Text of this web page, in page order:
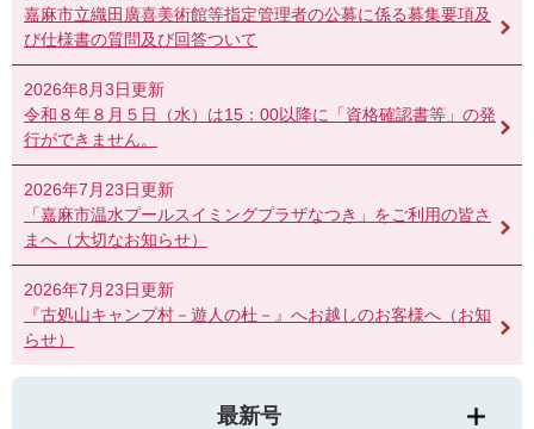
嘉麻市立織田廣喜美術館等指定管理者の公募に係る募集要項及
び仕様書の質問及び回答ついて
2026年8月3日更新
令和８年８月５日（水）は15：00以降に「資格確認書等」の発
行ができません。
2026年7月23日更新
「嘉麻市温水プールスイミングプラザなつき」をご利用の皆さ
まへ（大切なお知らせ）
2026年7月23日更新
『古処山キャンプ村－遊人の杜－』へお越しのお客様へ（お知
らせ）
最新号